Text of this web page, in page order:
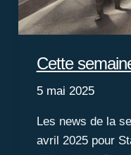
Cette
5 mai 2025
Les news de la
avril 2025 pour